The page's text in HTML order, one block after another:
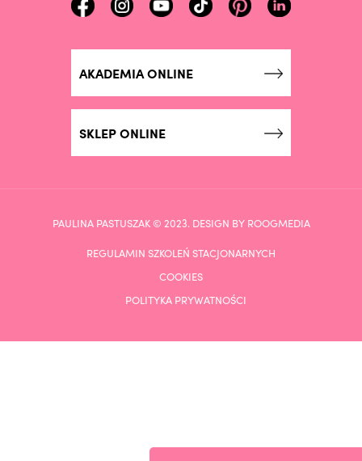
AKADEMIA ONLINE
SKLEP ONLINE
PAULINA PASTUSZAK © 2023. DESIGN BY ROOGMEDIA
REGULAMIN SZKOLEŃ STACJONARNYCH
COOKIES
POLITYKA PRYWATNOŚCI